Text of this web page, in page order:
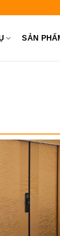
được tư vấn:
SẢN